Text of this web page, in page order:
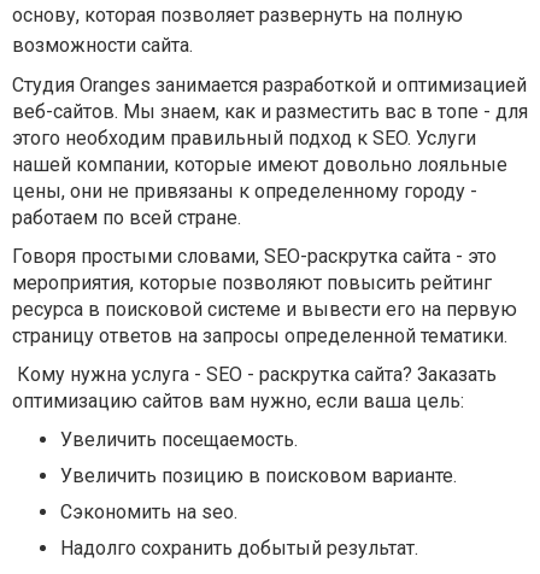
основу, которая позволяет развернуть на полную
возможности сайта.
Студия Oranges занимается разработкой и оптимизацией
веб-сайтов. Мы знаем, как и разместить вас в топе - для
этого необходим правильный подход к SEO. Услуги
нашей компании, которые имеют довольно лояльные
цены, они не привязаны к определенному городу -
работаем по всей стране.
Говоря простыми словами, SEO-раскрутка сайта - это
мероприятия, которые позволяют повысить рейтинг
ресурса в поисковой системе и вывести его на первую
страницу ответов на запросы определенной тематики.
Кому нужна услуга - SEO - раскрутка сайта? Заказать
оптимизацию сайтов вам нужно, если ваша цель:
Увеличить посещаемость.
Увеличить позицию в поисковом варианте.
Сэкономить на seo.
Надолго сохранить добытый результат.